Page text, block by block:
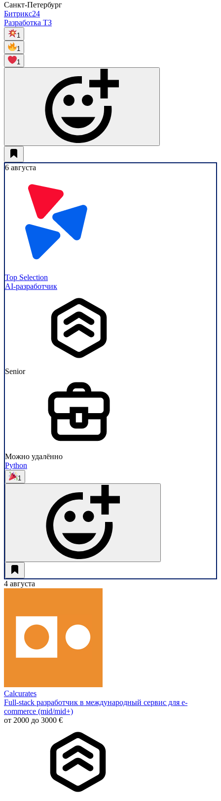
Санкт-Петербург
Битрикс24
Разработка ТЗ
1
1
1
6 августа
Top Selection
AI-разработчик
Senior
Можно удалённо
Python
1
4 августа
Calcurates
Full-stack разработчик в международный сервис для e-
commerce (mid/mid+)
от 2000 до 3000 €